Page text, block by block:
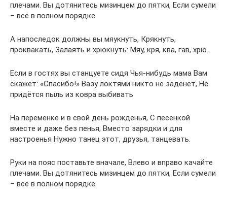
плечами. Вы дотянитесь мизинцем до пятки, Если сумели
– всё в полном порядке.
А напоследок должны вы мяукнуть, Крякнуть,
проквакать, Залаять и хрюкнуть: Мяу, кря, ква, гав, хрю.
Если в гостях вы станцуете сидя Чья-нибудь мама Вам
скажет: «Спасибо!» Вазу локтями никто не заденет, Не
придётся пыль из ковра выбивать
На переменке и в свой день рожденья, С песенкой
вместе и даже без пенья, Вместо зарядки и для
настроенья Нужно танец этот, друзья, танцевать.
Руки на пояс поставьте вначале, Влево и вправо качайте
плечами. Вы дотянитесь мизинцем до пятки, Если сумели
– всё в полном порядке.